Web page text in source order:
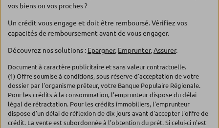
vos biens ou vos proches ?
Un crédit vous engage et doit être remboursé. Vérifiez vos
capacités de remboursement avant de vous engager.
Découvrez nos solutions : Epargner, Emprunter,Assurer.
Document à caractère publicitaire et sans valeur contractuelle.
(1) Offre soumise à conditions, sous réserve d'acceptation de votre
dossier par l'organisme prêteur, votre Banque Populaire Régionale.
Pour les crédits à la consommation, l'emprunteur dispose du délai
légal de rétractation. Pour les crédits immobiliers, l'emprunteur
dispose d'un délai de réflexion de dix jours avant d'accepter l'offre de
crédit. La vente est subordonnée à l'obtention du prêt. Si celui-ci n'est